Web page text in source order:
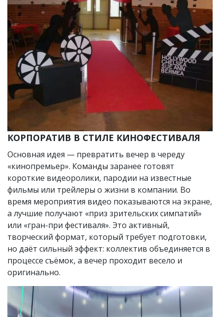
КОРПОРАТИВ В СТИЛЕ КИНОФЕСТИВАЛЯ
Основная идея — превратить вечер в череду
«кинопремьер». Команды заранее готовят
короткие видеоролики, пародии на известные
фильмы или трейлеры о жизни в компании. Во
время мероприятия видео показываются на экране,
а лучшие получают «приз зрительских симпатий»
или «гран-при фестиваля». Это активный,
творческий формат, который требует подготовки,
но даёт сильный эффект: коллектив объединяется в
процессе съёмок, а вечер проходит весело и
оригинально.